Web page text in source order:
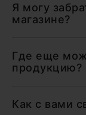
Я могу
магазине?
Где еще
продукцию?
Как с вами